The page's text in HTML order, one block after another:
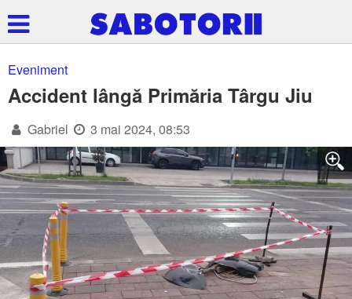
Eveniment
Accident lângă Primăria Târgu Jiu
Gabriel 3 mai 2024, 08:53